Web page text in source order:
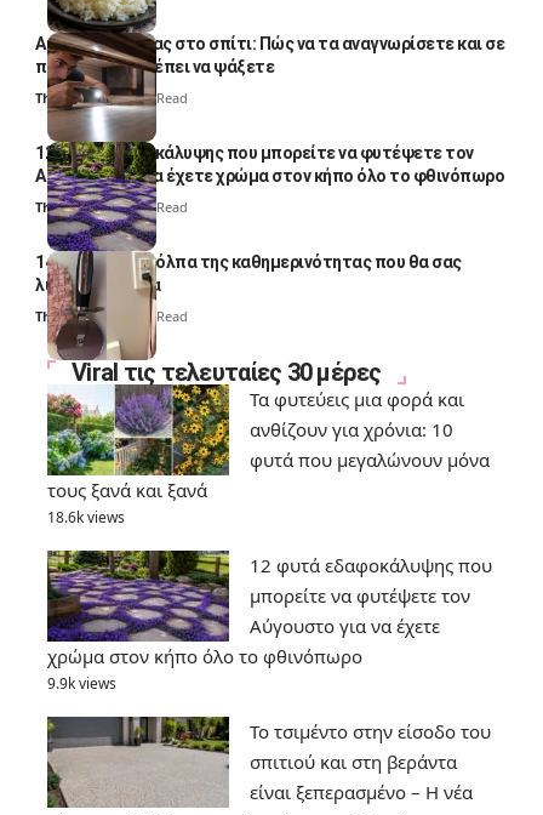
Αυγά κατσαρίδας στο σπίτι: Πώς να τα αναγνωρίσετε και σε
ποια σημεία πρέπει να ψάξετε
Thali Ombre4 Min Read
12 φυτά εδαφοκάλυψης που μπορείτε να φυτέψετε τον
Αύγουστο για να έχετε χρώμα στον κήπο όλο το φθινόπωρο
Thali Ombre7 Min Read
14 πανέξυπνα κόλπα της καθημερινότητας που θα σας
λύσουν τα χέρια
Thali Ombre 6 Min Read
Viral τις τελευταίες 30 μέρες
Τα φυτεύεις μια φορά και
ανθίζουν για χρόνια: 10
φυτά που μεγαλώνουν μόνα
τους ξανά και ξανά
18.6k views
12 φυτά εδαφοκάλυψης που
μπορείτε να φυτέψετε τον
Αύγουστο για να έχετε
χρώμα στον κήπο όλο το φθινόπωρο
9.9k views
Το τσιμέντο στην είσοδο του
σπιτιού και στη βεράντα
είναι ξεπερασμένο – Η νέα